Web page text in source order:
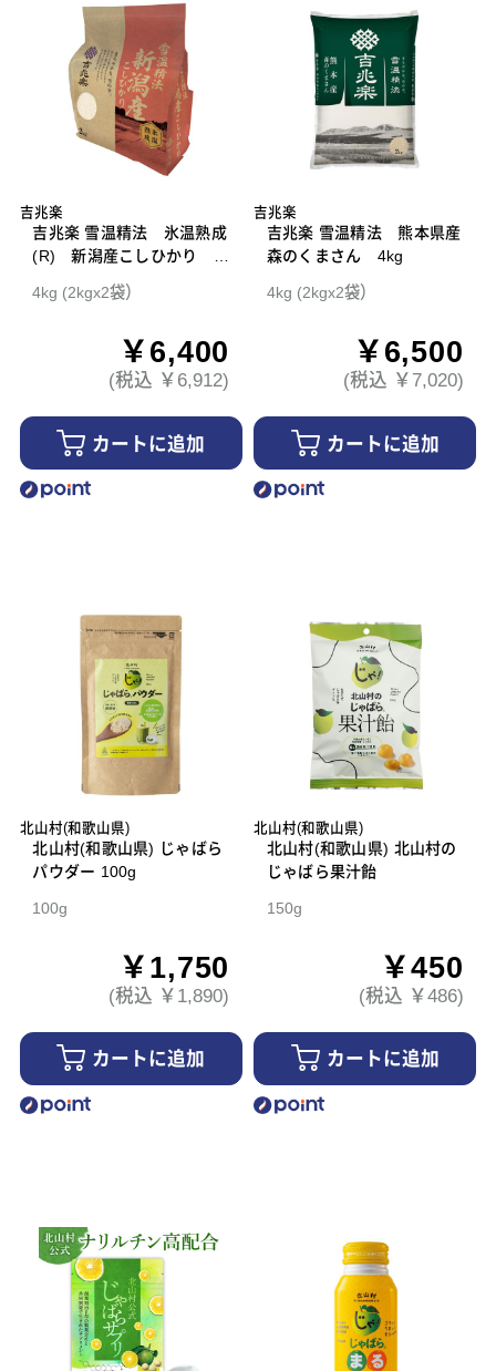
吉兆楽
吉兆楽 雪温精法 氷温熟成
(R) 新潟産こしひかり 4
4kg (2kgx2袋）
￥6,400
(税込 ￥6,912)
カートに追加
吉兆楽
吉兆楽 雪温精法 熊本県産
森のくまさん 4kg
4kg (2kgx2袋）
￥6,500
(税込 ￥7,020)
カートに追加
北山村(和歌山県)
北山村(和歌山県) じゃばら
パウダー 100g
100g
￥1,750
(税込 ￥1,890)
カートに追加
北山村(和歌山県)
北山村(和歌山県) 北山村の
じゃばら果汁飴
150g
￥450
(税込 ￥486)
カートに追加